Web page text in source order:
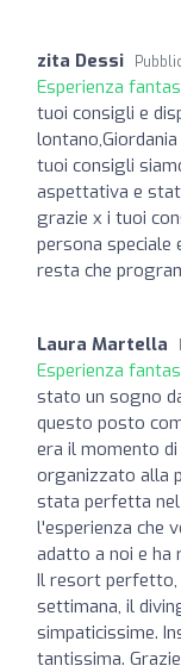
zita Dessi
Esperienza
tuoi consigli e
tuoi consigli
aspettativa e
grazie x i tuoi
persona speciale
resta che
Laura Martella
Esperienza
stato un sogno
questo posto
era il momento
organizzato alla
stata perfetta
l'esperienza che
adatto a noi e ha
Il resort perfetto,
settimana, il
simpaticissime.
tantissima.